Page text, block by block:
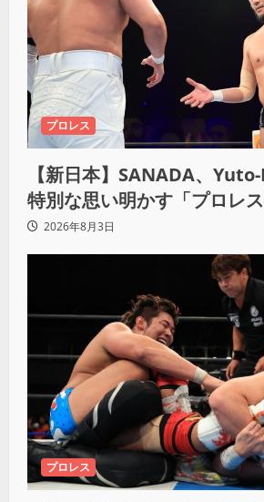
プロレス
【新日本】SANADA、
特別な思い明かす「プロレ
響きました」
2026年8月3日
プロレス